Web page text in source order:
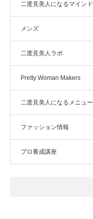
二度見美人になるマインド
メンズ
二度見美人ラボ
Pretty Woman Makers
二度見美人になるメニュー
ファッション情報
プロ養成講座